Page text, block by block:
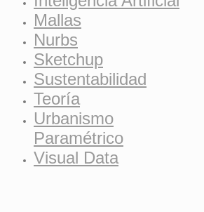
Mallas
Nurbs
Sketchup
Sustentabilidad
Teoría
Urbanismo
Paramétrico
Visual Data